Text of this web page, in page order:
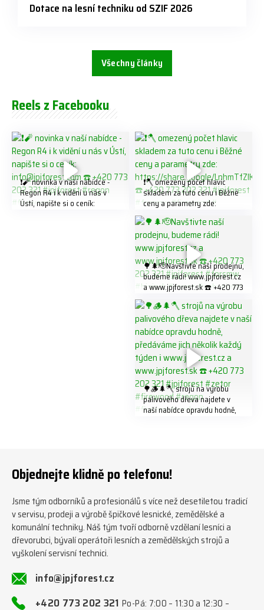
Dotace na lesní techniku od SZIF 2026
Všechny články
Reels z Facebooku
❗️🧨 novinka v naší nabídce -
Regon R4 ℹ️ k vidění u nás v
Ústí, napište si o ceník:
❗️🪓 omezený počet hlavic
skladem za tuto cenu ℹ️ Běžné
ceny a parametry zde:
https://share.google/LnhmTfZl
K8W5t7i6o ☎️ +420 773 202
321 #jpjforest #forsmw
#firewood #
🌳🌲🫡Navštivte naší prodejnu,
budeme rádi! www.jpjforest.cz
a www.jpjforest.sk ☎️ +420 773
202 321 #jpjforest #forsmw
#biojack #regon #vahvajussi
🌳🪵🌲🪓 strojů na výrobu
palivového dřeva najdete v
naší nabídce opravdu hodně,
#firewoodproduction
Objednejte klidně po telefonu!
Jsme tým odborníků a profesionálů s více než desetiletou tradicí
v servisu, prodeji a výrobě špičkové lesnické, zemědělské a
komunální techniky. Náš tým tvoří odborně vzdělaní lesníci a
dřevorubci, bývalí operátoři lesních a zemědělských strojů a
vyškolení servisní technici.
info@jpjforest.cz
+420 773 202 321Po-Pá: 7:00 – 11:30 a 12:30 –